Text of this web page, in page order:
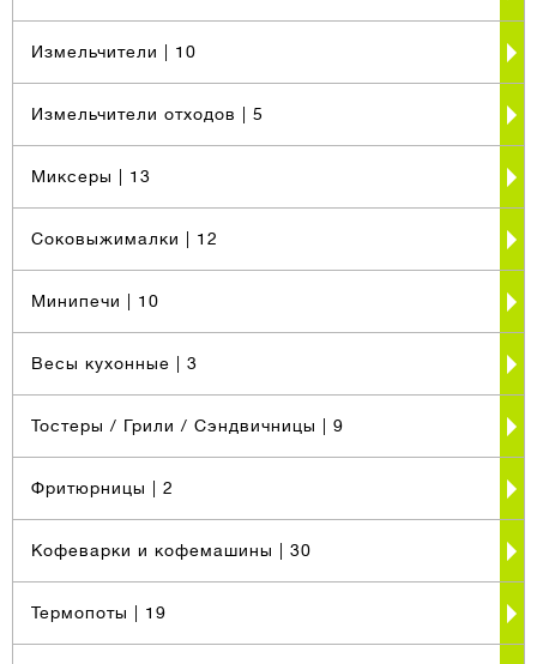
Измельчители | 10
Измельчители отходов | 5
Миксеры | 13
Соковыжималки | 12
Минипечи | 10
Весы кухонные | 3
Тостеры / Грили / Сэндвичницы | 9
Фритюрницы | 2
Кофеварки и кофемашины | 30
Термопоты | 19